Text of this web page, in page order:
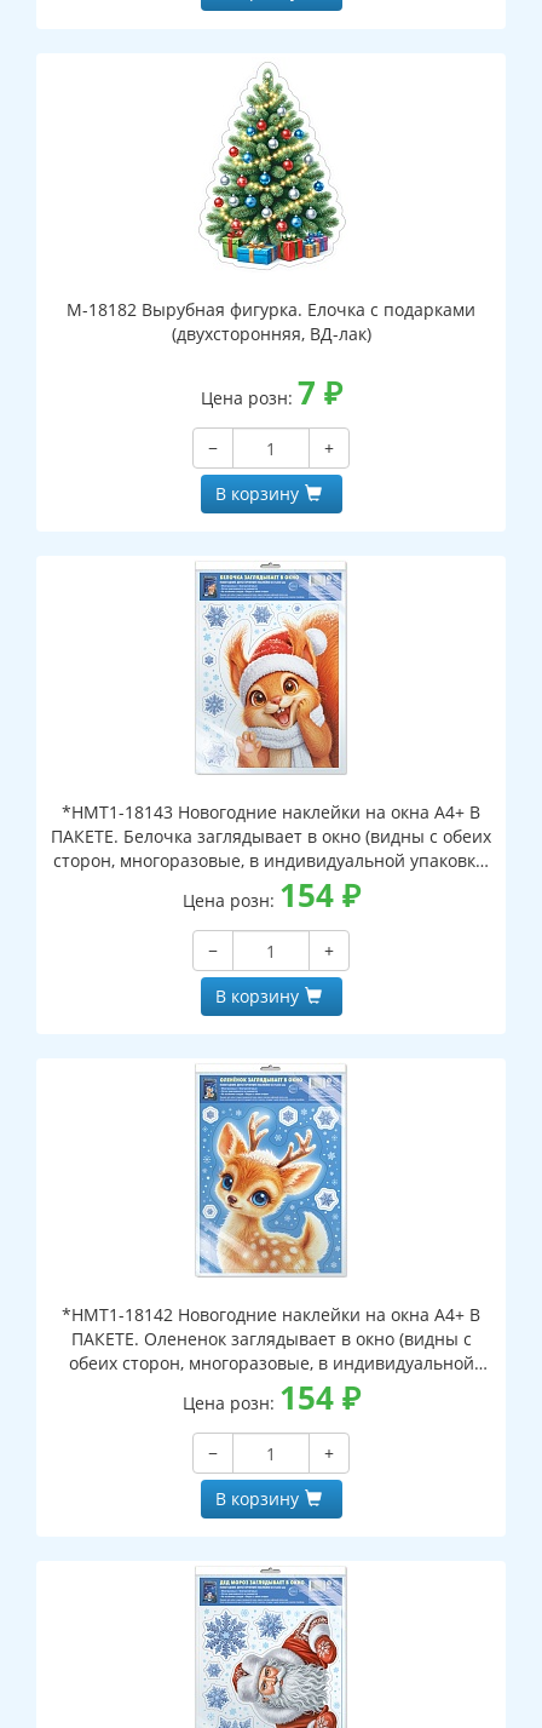
М-18182 Вырубная фигурка. Елочка с подарками
(двухсторонняя, ВД-лак)
Цена розн: 7 ₽
−
+
В корзину
*НМТ1-18143 Новогодние наклейки на окна А4+ В
ПАКЕТЕ. Белочка заглядывает в окно (видны с обеих
сторон, многоразовые, в индивидуальной упаковке,
с европодвесом и клеевым клапаном)
Цена розн: 154₽
−
+
В корзину
*НМТ1-18142 Новогодние наклейки на окна А4+ В
ПАКЕТЕ. Олененок заглядывает в окно (видны с
обеих сторон, многоразовые, в индивидуальной
упаковке, с европодвесом и клеевым клапаном)
Цена розн: 154₽
−
+
В корзину